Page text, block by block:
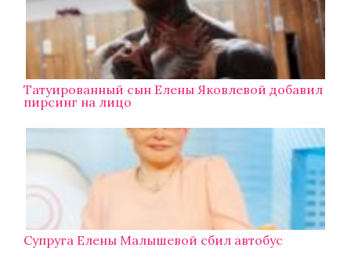
Татуированный сын Елены Яковлевой добавил
пирсинг на лицо
Супруга Елены Малышевой сбил автобус